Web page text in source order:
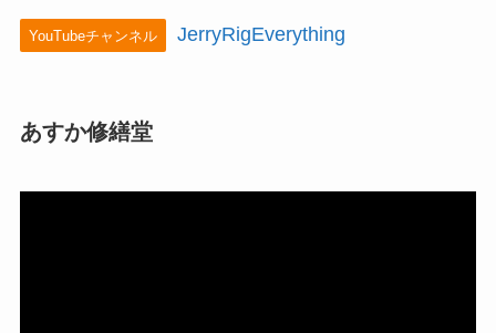
YouTubeチャンネル JerryRigEverything
あすか修繕堂